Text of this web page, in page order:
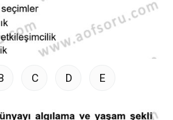
C D E